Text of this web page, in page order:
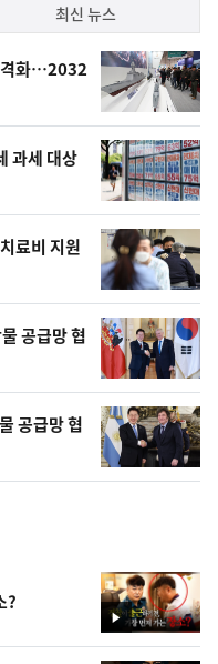
최신 뉴스
격화…2032
과세 대상
료비 지원
공급망 협
공급망 협
영
상
?